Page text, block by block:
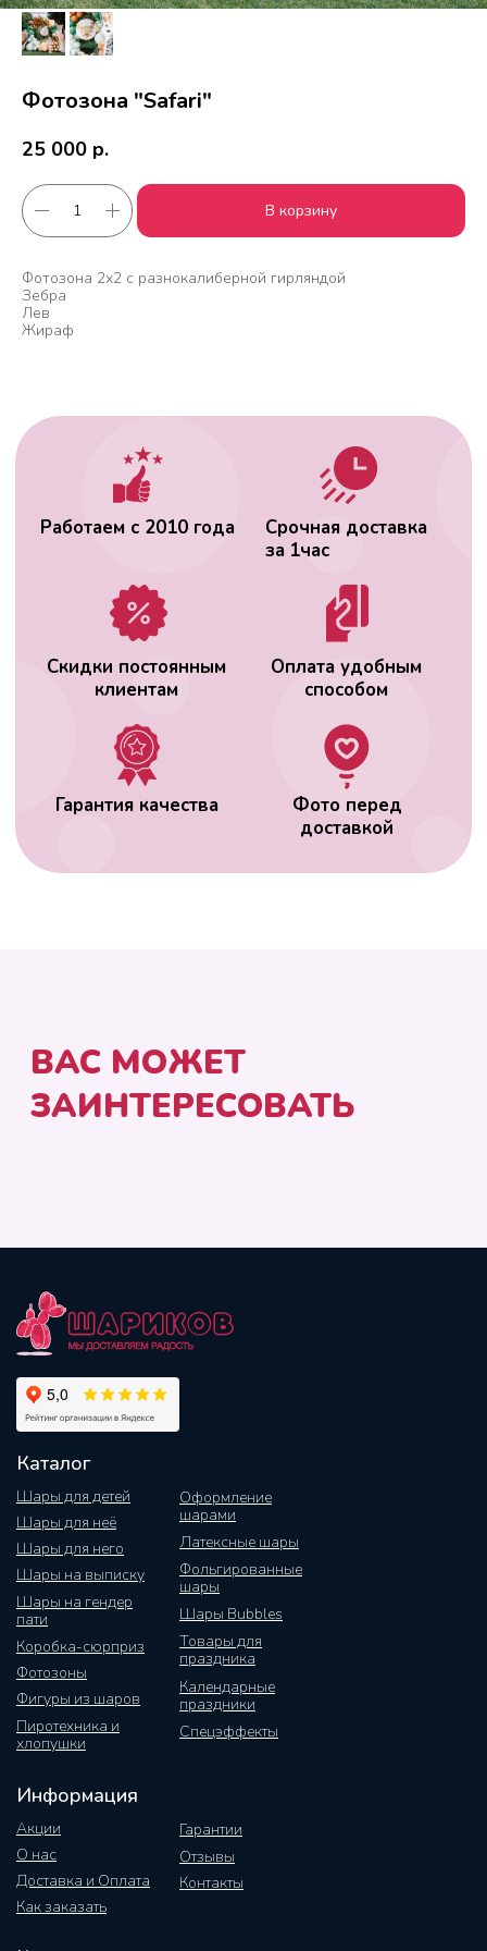
Фотозона "Safari"
25 000 р.
В корзину
Фотозона 2х2 с разнокалиберной гирляндой
Зебра
Лев
Жираф
Работаем с 2010 года
Срочная доставка
Скидки постоянным
ВАС МОЖЕТ
ЗАИНТЕРЕСОВАТЬ
Каталог
Шары для детей
Шары для неё
Шары на выписку
Шары на гендер
пати
Коробка-сюрприз
Фотозоны
Оформление
шарами
Фигуры из шаров
Латексные шары
Фольгированные
шары
Шары Bubbles
Шары для него
Товары для
праздника
Календарные
праздники
Пиротехника и
хлопушки
Спецэффекты
Информация
Акции
О нас
Как заказать
Гарантии
Отзывы
Контакты
Доставка и Оплата